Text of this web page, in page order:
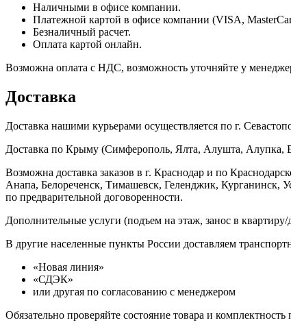
Наличными в офисе компании.
Платежной картой в офисе компании (VISA,
Безналичный расчет.
Оплата картой онлайн.
Возможна оплата с НДС, возможность уточняйте у
Доставка
Доставка нашими курьерами осуществляется по г.
Доставка по Крыму (Симферополь, Ялта, Алушта, Алупка,
Возможна доставка заказов в г. Краснодар и по
Анапа, Белореченск, Тимашевск, Геленджик,
по предварительной договоренности.
Дополнительные услуги (подъем на этаж, занос в
В другие населенные пункты России доставляем
«Новая линия»
«СДЭК»
или другая по согласованию с менеджером
Обязательно проверяйте состояние товара и